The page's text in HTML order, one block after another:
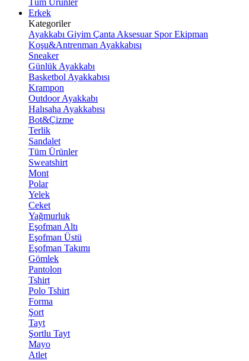
Tüm Ürünler
Erkek
Kategoriler
Ayakkabı Giyim Çanta Aksesuar Spor Ekipman
Koşu&Antrenman Ayakkabısı
Sneaker
Günlük Ayakkabı
Basketbol Ayakkabısı
Krampon
Outdoor Ayakkabı
Halısaha Ayakkabısı
Bot&Çizme
Terlik
Sandalet
Tüm Ürünler
Sweatshirt
Mont
Polar
Yelek
Ceket
Yağmurluk
Eşofman Altı
Eşofman Üstü
Eşofman Takımı
Gömlek
Pantolon
Tshirt
Polo Tshirt
Forma
Şort
Tayt
Şortlu Tayt
Mayo
Atlet